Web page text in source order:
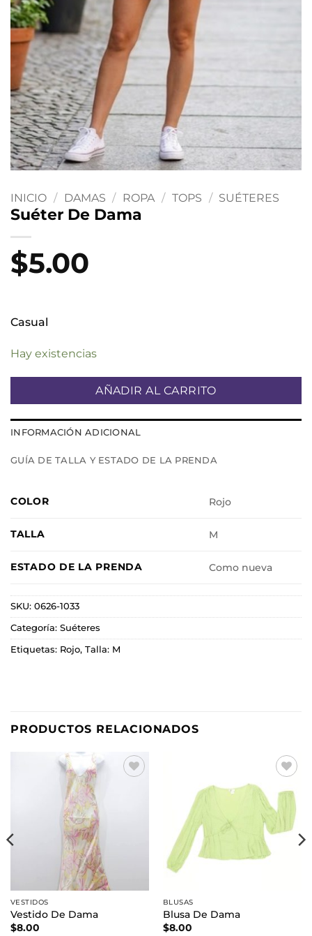
INICIO / DAMAS / ROPA / TOPS / SUÉTERES
Suéter De Dama
$5.00
Casual
Hay existencias
AÑADIR AL CARRITO
INFORMACIÓN ADICIONAL
GUÍA DE TALLA Y ESTADO DE LA PRENDA
COLOR Rojo
TALLA M
ESTADO DE LA PRENDA Como nueva
SKU: 0626-1033
Categoría: Suéteres
Etiquetas: Rojo, Talla: M
PRODUCTOS RELACIONADOS
VESTIDOS
Vestido De Dama
$8.00
a la
lista de
deseos
BLUSAS
Blusa De Dama
$8.00